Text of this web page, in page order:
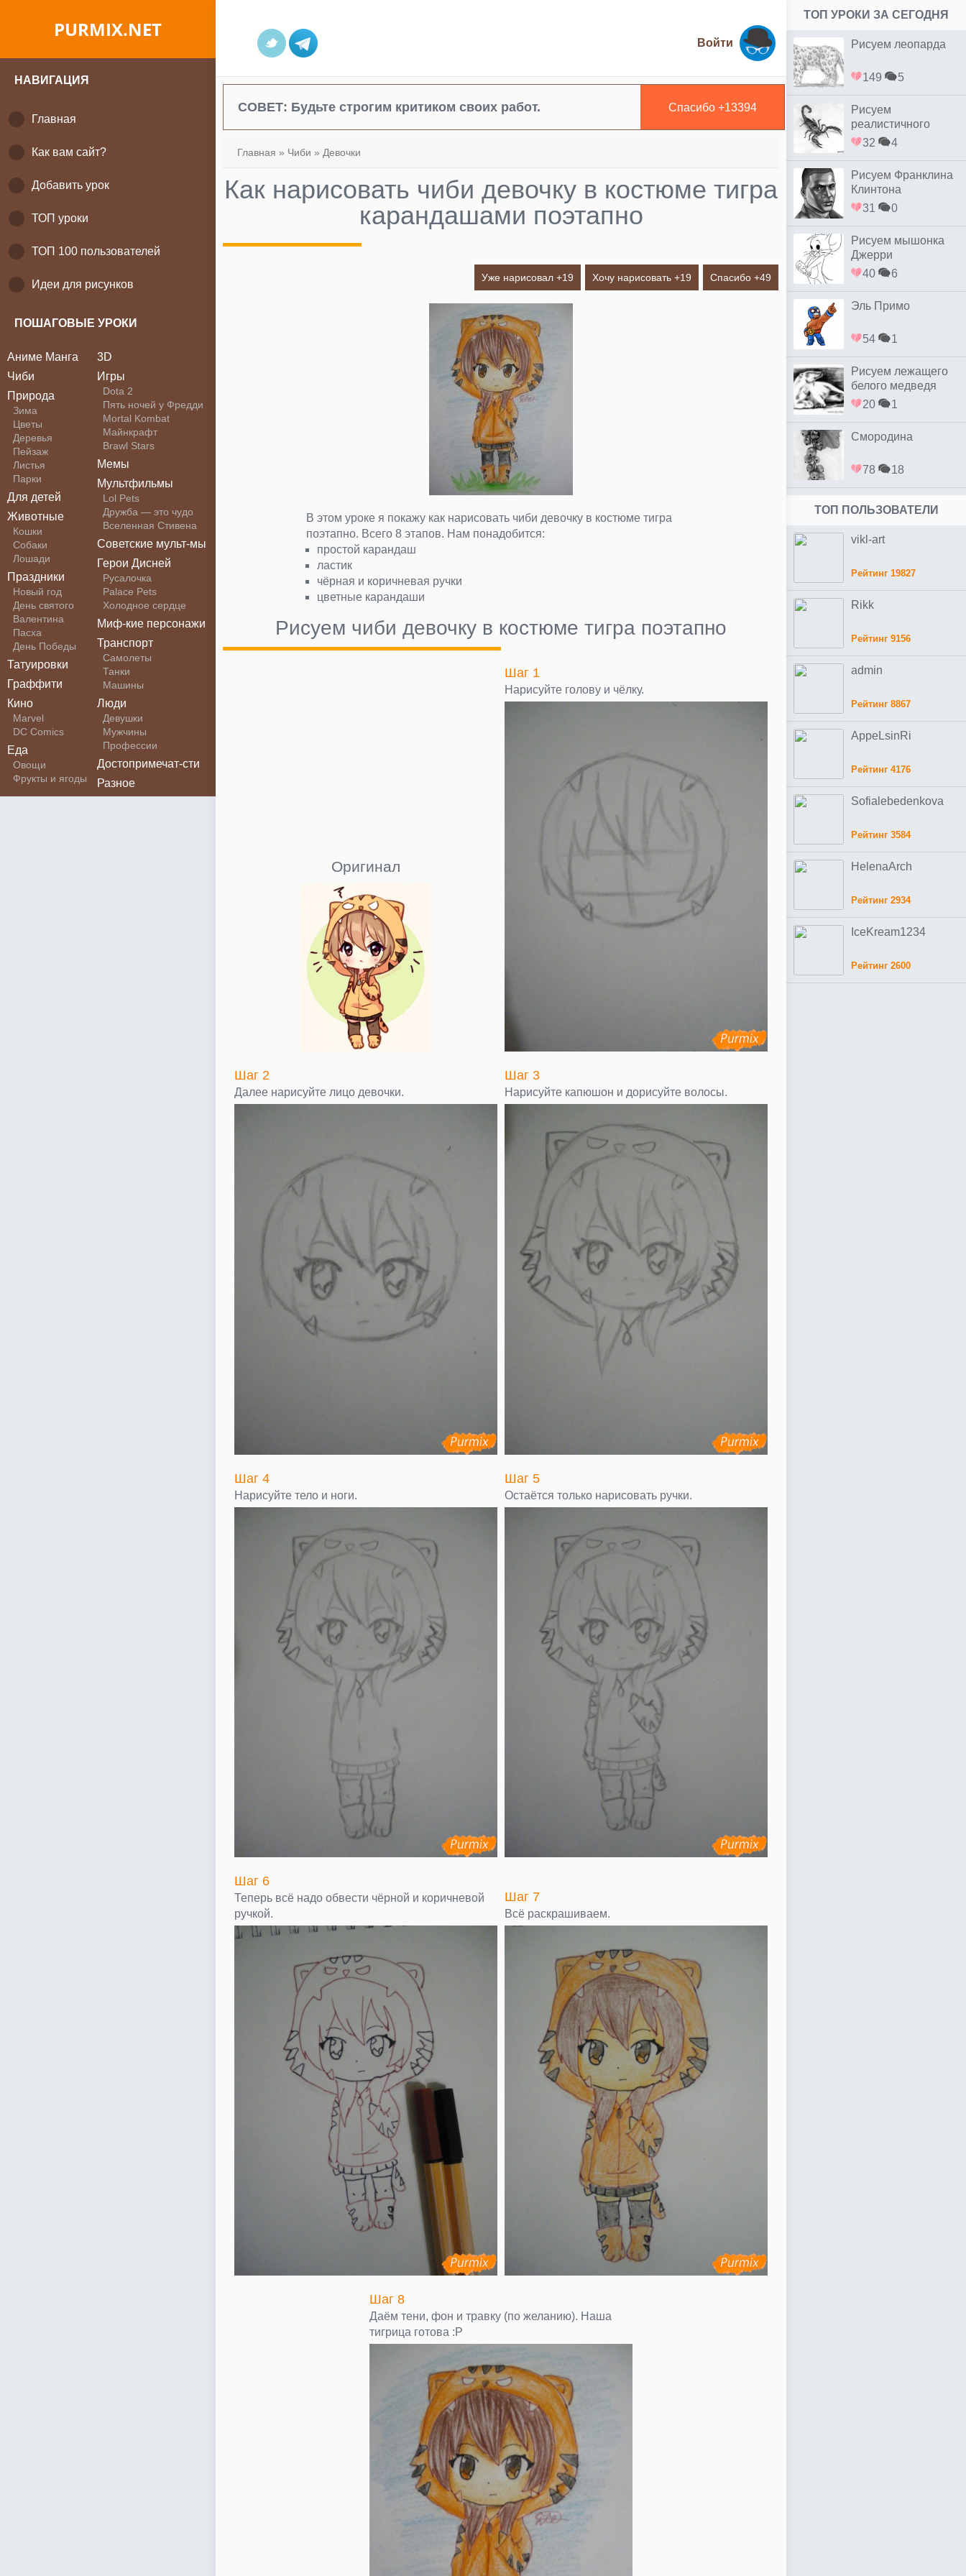
PURMIX.NET
НАВИГАЦИЯ
Главная
Как вам сайт?
Добавить урок
ТОП уроки
ТОП 100 пользователей
Идеи для рисунков
ПОШАГОВЫЕ УРОКИ
Аниме Манга
Чиби
Природа
Зима
Цветы
Деревья
Пейзаж
Листья
Парки
Для детей
Животные
Кошки
Собаки
Лошади
Праздники
Новый год
День святого
Валентина
Пасха
День Победы
Татуировки
Граффити
Кино
Marvel
DC Comics
Еда
Овощи
Фрукты и ягоды
3D
Игры
Dota 2
Пять ночей у Фредди
Mortal Kombat
Майнкрафт
Brawl Stars
Мемы
Мультфильмы
Lol Pets
Дружба — это чудо
Вселенная Стивена
Советские мульт-мы
Герои Дисней
Русалочка
Palace Pets
Холодное сердце
Миф-кие персонажи
Транспорт
Самолеты
Танки
Машины
Люди
Девушки
Мужчины
Профессии
Достопримечат-сти
Разное
Войти
СОВЕТ: Будьте строгим критиком своих работ. Спасибо +13394
Главная » Чиби » Девочки
Как нарисовать чиби девочку в костюме тигра
карандашами поэтапно
Уже нарисовал +19 Хочу нарисовать +19 Спасибо +49
В этом уроке я покажу как нарисовать чиби девочку в костюме тигра
поэтапно. Всего 8 этапов. Нам понадобится:
простой карандаш
ластик
чёрная и коричневая ручки
цветные карандаши
Рисуем чиби девочку в костюме тигра поэтапно
Оригинал
Шаг 1
Нарисуйте голову и чёлку.
Шаг 2
Далее нарисуйте лицо девочки.
Шаг 3
Нарисуйте капюшон и дорисуйте волосы.
Шаг 4
Нарисуйте тело и ноги.
Шаг 5
Остаётся только нарисовать ручки.
Шаг 6
Теперь всё надо обвести чёрной и коричневой
ручкой.
Шаг 7
Всё раскрашиваем.
Шаг 8
Даём тени, фон и травку (по желанию). Наша
тигрица готова :Р
ТОП УРОКИ ЗА СЕГОДНЯ
Рисуем леопарда
149 5
Рисуем
реалистичного
скорпиона простым
32 4
Рисуем Франклина
Клинтона
31
0
Рисуем мышонка
Джерри
40
6
Эль Примо
54 1
Рисуем лежащего
белого медведя
20
1
Смородина
78 18
ТОП ПОЛЬЗОВАТЕЛИ
vikl-art
Рейтинг 19827
Rikk
Рейтинг 9156
admin
Рейтинг 8867
AppeLsinRi
Рейтинг 4176
Sofialebedenkova
Рейтинг 3584
HelenaArch
Рейтинг 2934
IceKream1234
Рейтинг 2600